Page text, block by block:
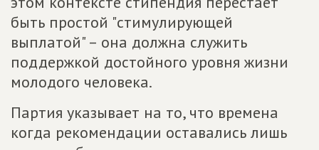
быть простой "стимулирующей
выплатой" – она должна служить
поддержкой достойного уровня жизни
молодого человека.
Партия указывает на то, что времена
когда рекомендации оставались лишь